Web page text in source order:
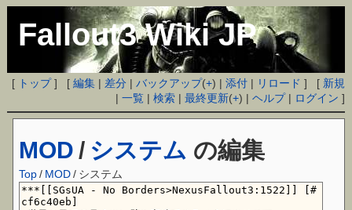
Fallout3 Wiki JP
[ トップ] [編集 | 差分 |バックアップ(+) |添付 | リロード ] [ 新規
|一覧 |検索 |最終更新(+) |ヘルプ| ログイン ]
MOD / システム の編集
Top / MOD/ システム